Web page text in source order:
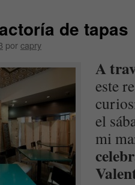
de tapas
porcapry
A
este
el
mi